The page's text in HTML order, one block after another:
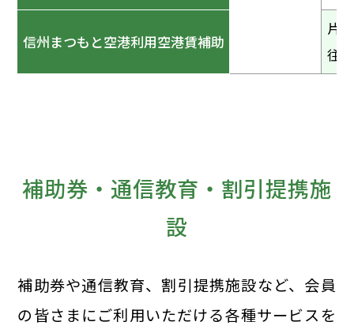
信州まつもと空港利用空港賃補助
片
往
補助券・通信教育・割引提携施
設
補助券や通信教育、割引提携施設など、会員
の皆さまにご利用いただける各種サービスを